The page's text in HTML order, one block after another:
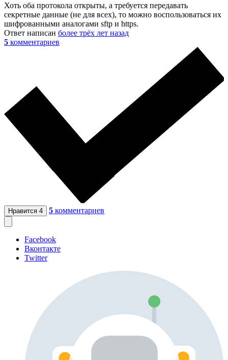
Хоть оба протокола открыты, а требуется передавать
секретные данные (не для всех), то можно воспользоваться их
шифрованными аналогами sftp и https.
Ответ написан более трёх лет назад
5 комментариев
Нравится 4 5 комментариев
Facebook
Вконтакте
Twitter